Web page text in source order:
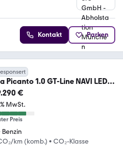
Kontakt Parken
Picanto 1.0 GT-Line NAVI LED
Kamera
€
MwSt.
Preis
Benzin
km (komb.) • CO₂-Klasse